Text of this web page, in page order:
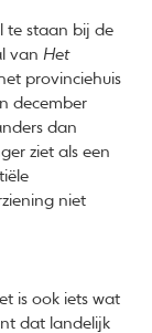
te staan bij de
vanHet
provinciehuis
december
dan
ziet als een
niet
is ook iets wat
dat landelijk